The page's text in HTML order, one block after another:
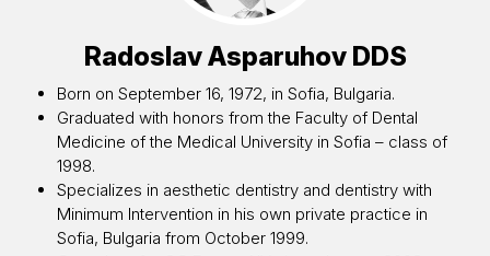
Radoslav Asparuhov DDS
Born on September 16, 1972, in Sofia, Bulgaria.
Graduated with honors from the Faculty of Dental
Medicine of the Medical University in Sofia – class of
1998.
Specializes in aesthetic dentistry and dentistry with
Minimum Intervention in his own private practice in
Sofia, Bulgaria from October 1999.